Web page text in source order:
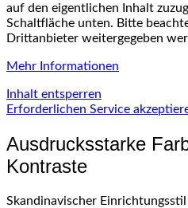
auf den eigentlichen Inhalt
Schaltfläche unten. Bitte
Drittanbieter weitergegeben
Mehr Informationen
Inhalt entsperren
Erforderlichen Service
Ausdrucksstarke
Kontraste
Skandinavischer